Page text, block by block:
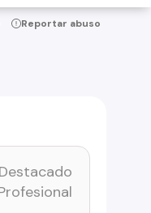
Reportar abuso